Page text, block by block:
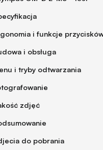
i funkcje
i obsługa
i tryby odtwarzania
zdjęć
do pobrania